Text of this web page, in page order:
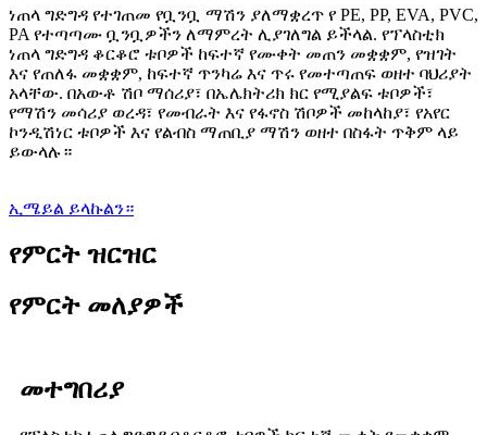
ነጠላ ግድግዳ የተገጠመ የቧንቧ ማሽን ያለማቋረጥ የ PE, PP, EVA, PVC,
PA የተጣጣሙ ቧንቧዎችን ለማምረት ሊያገለግል ይችላል. የፕላስቲክ
ነጠላ ግድግዳ ቆርቆሮ ቱቦዎች ከፍተኛ የሙቀት መጠን መቋቋም, የዝገት
እና የጠለፋ መቋቋም, ከፍተኛ ጥንካሬ እና ጥሩ የመተጣጠፍ ወዘተ ባህሪያት
አላቸው. በአውቶ ሽቦ ማሰሪያ፣ በኤሌክትሪክ ክር የሚያልፍ ቱቦዎች፣
የማሽን መሳሪያ ወረዳ፣ የመብራት እና የፋኖስ ሽቦዎች መከላከያ፣ የአየር
ኮንዲሽነር ቱቦዎች እና የልብስ ማጠቢያ ማሽን ወዘተ በስፋት ጥቅም ላይ
ይውላሉ።
ኢሜይል ይላኩልን።
የምርት ዝርዝር
የምርት መለያዎች
መተግበሪያ